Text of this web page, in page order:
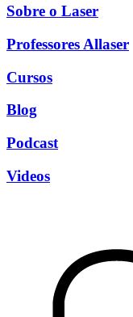
Sobre o Laser
Professores Allaser
Cursos
Blog
Podcast
Videos